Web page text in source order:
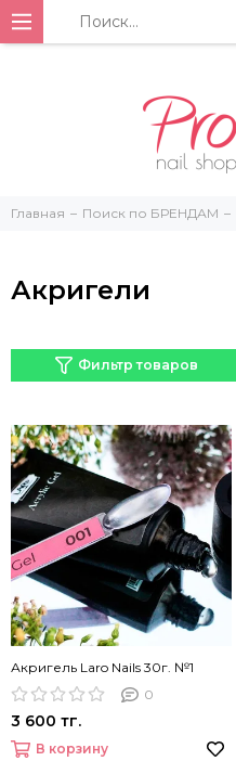
Главная Поиск по БРЕНДАМ
Акригели
Фильтр товаров
Акригель Laro Nails 30г. №1
0
3 600 тг.
В корзину